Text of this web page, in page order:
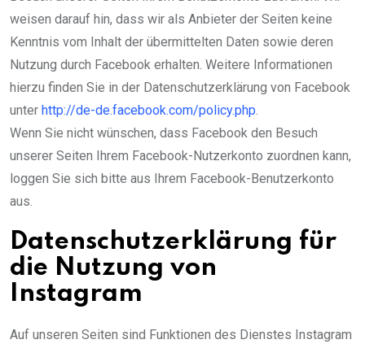
weisen darauf hin, dass wir als Anbieter der Seiten keine
Kenntnis vom Inhalt der übermittelten Daten sowie deren
Nutzung durch Facebook erhalten. Weitere Informationen
hierzu finden Sie in der Datenschutzerklärung von Facebook
unter http://de-de.facebook.com/policy.php.
Wenn Sie nicht wünschen, dass Facebook den Besuch
unserer Seiten Ihrem Facebook-Nutzerkonto zuordnen kann,
loggen Sie sich bitte aus Ihrem Facebook-Benutzerkonto
aus.
Datenschutzerklärung für
die Nutzung von
Instagram
Auf unseren Seiten sind Funktionen des Dienstes Instagram